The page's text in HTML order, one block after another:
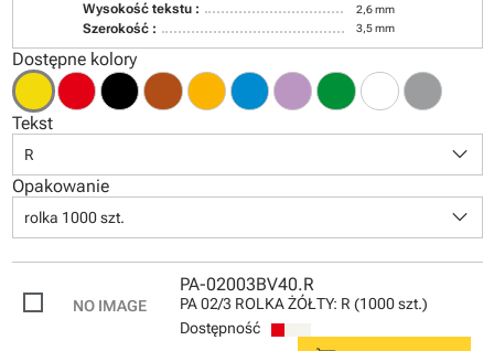
Wysokość tekstu : 2,6 mm
Szerokość : 3,5 mm
Dostępne kolory
Tekst
R keyboard_arrow_down
Opakowanie
rolka 1000 szt. keyboard_arrow_down
PA-02003BV40.R
PA 02/3 ROLKA ŻÓŁTY: R (1000 szt.)
Dostępność